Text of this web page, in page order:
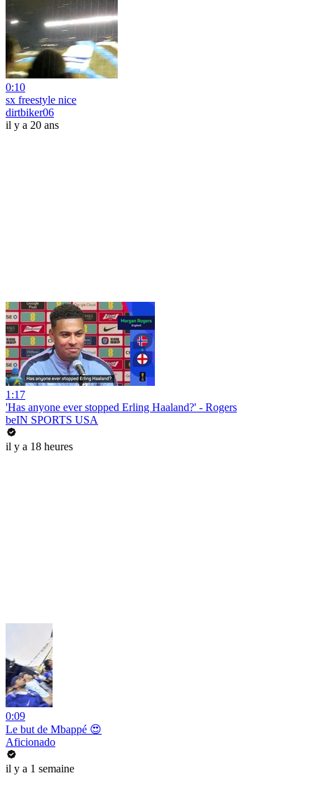
0:10
sx freestyle nice
dirtbiker06
il y a 20 ans
1:17
'Has anyone ever stopped Erling Haaland?' - Rogers
beIN SPORTS USA
il y a 18 heures
0:09
Le but de Mbappé 😍
Aficionado
il y a 1 semaine